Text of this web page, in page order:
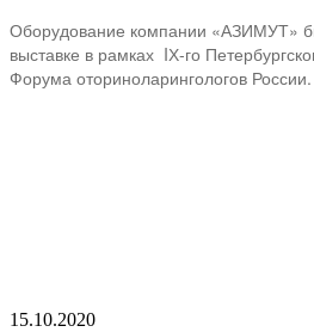
Оборудование компании «АЗИМУТ»
выставке в рамках IХ-го
Форума оториноларингологов России.
15.10.2020